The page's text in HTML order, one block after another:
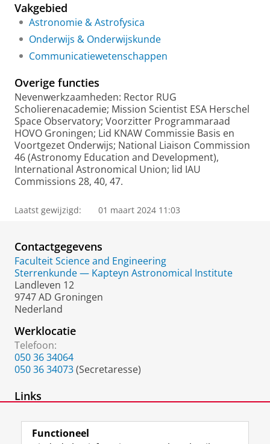
a
g
e
c
h
o
t
a
l
Vakgebied
Astronomie & Astrofysica
Onderwijs & Onderwijskunde
Communicatiewetenschappen
Overige functies
Nevenwerkzaamheden: Rector RUG
Scholierenacademie; Mission Scientist ESA Herschel
Space Observatory; Voorzitter Programmaraad
HOVO Groningen; Lid KNAW Commissie Basis en
Voortgezet Onderwijs; National Liaison Commission
46 (Astronomy Education and Development),
International Astronomical Union; lid IAU
Commissions 28, 40, 47.
Laatst gewijzigd: 01 maart 2024 11:03
Contactgegevens
Faculteit Science and Engineering
Sterrenkunde — Kapteyn Astronomical Institute
Landleven 12
9747 AD Groningen
Nederland
Werklocatie
Telefoon:
050 36 34064
050 36 34073(Secretaresse)
Links
Functioneel